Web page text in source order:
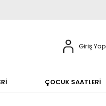
Giriş Yap
ÇOCUK SAATLERİ